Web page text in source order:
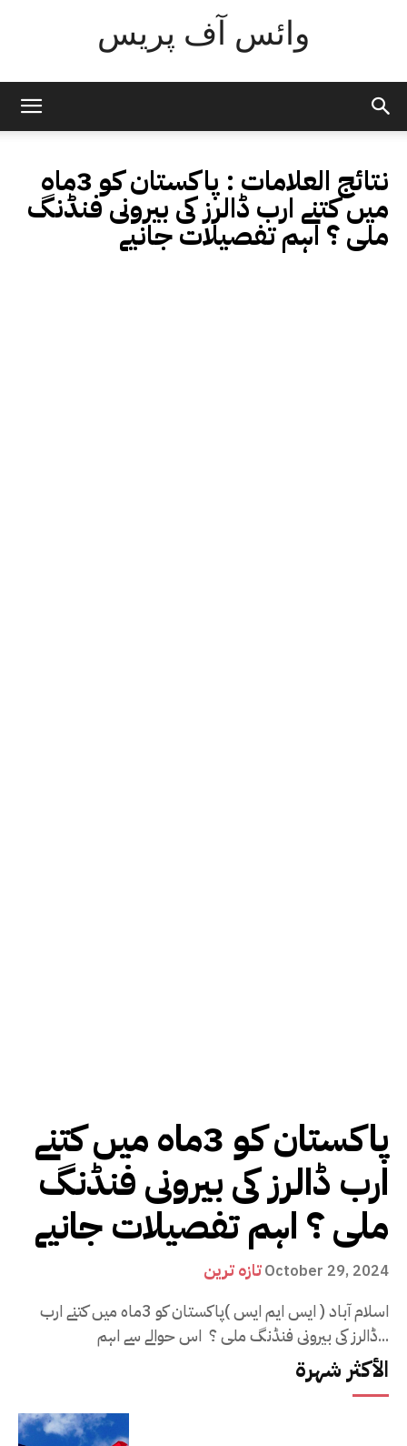
وائس آف پریس
نتائج العلامات : پاکستان کو 3ماہ
میں کتنے ارب ڈالرز کی بیرونی فنڈنگ
ملی ؟ اہم تفصیلات جانیے
پاکستان کو 3ماہ میں کتنے
ارب ڈالرز کی بیرونی فنڈنگ
ملی ؟ اہم تفصیلات جانیے
تازہ ترینOctober 29, 2024
اسلام آباد ( ایس ایم ایس )پاکستان کو 3ماہ میں کتنے ارب
ڈالرز کی بیرونی فنڈنگ ملی ؟ اس حوالے سے اہم...
الأكثر شهرة